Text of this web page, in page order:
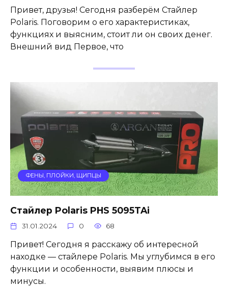
Привет, друзья! Сегодня разберём Стайлер
Polaris. Поговорим о его характеристиках,
функциях и выясним, стоит ли он своих денег.
Внешний вид Первое, что
ФЕНЫ, ПЛОЙКИ, ЩИПЦЫ
Стайлер Polaris PHS 5095TAi
31.01.2024 0 68
Привет! Сегодня я расскажу об интересной
находке — стайлере Polaris. Мы углубимся в его
функции и особенности, выявим плюсы и
минусы.